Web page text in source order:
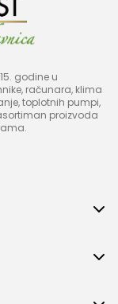
godine u
računara, klima
toplotnih pumpi,
proizvoda